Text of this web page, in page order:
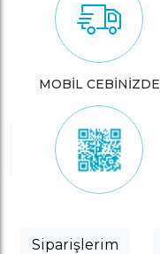
MOBİL CEBİNİZDE
Siparişlerim